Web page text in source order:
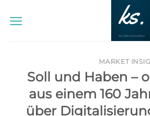
Inhalt
MARKET
Soll und Haben –
aus einem 160
über